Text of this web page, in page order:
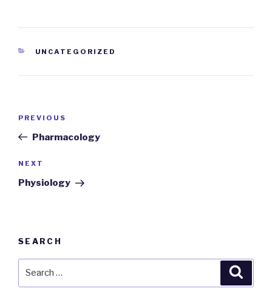
CATEGORIES
UNCATEGORIZED
Previous
Post
PREVIOUS
Pharmacology
Next
Post
NEXT
Physiology
SEARCH